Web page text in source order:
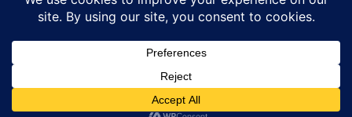
Stolz präsentiert von WordPress
WordPress Cookie Plugin von Real Cookie